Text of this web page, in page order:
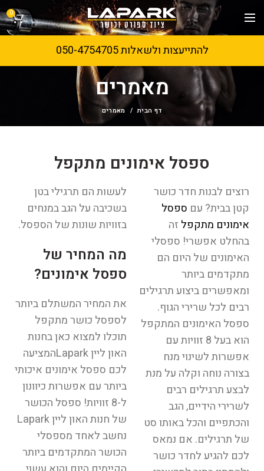
0
להתייעצות ולשאלות 050-4754705
מאמרים
דף הבית מאמרים
ספסל אימונים מתקפל
רוצים לבנות חדר כושר
קטן בבית? עם ספסל
אימונים מתקפל זה
בהחלט אפשרי! ספסלי
האימונים של היום הם
מתקדמים ביותר
ומאפשרים ביצוע תרגילים
רבים לכל שרירי הגוף.
ספסל האימונים המתקפל
הוא בעל 8 זוויות עם
אפשרות לשינוי מנח
בצורה נוחה וקלה על מנת
לבצע תרגילים רבים
לשרירי הידיים, הגב
והכתפיים והכל באותו סט
של תרגילים. אם נמאס
לכם להגיע לחדר כושר
לעשות הם תרגילי בטן
בשכיבה על הגב במנחים
בזוויות שונות של הספסל.
מה המחיר של
ספסל אימונים?
את המחיר המשתלם ביותר
לספסל כושר מתקפל
תוכלו למצוא כאן בחנות
האון ליין Laparkהמציעה
לכם ספסל אימונים איכותי
ביותר עם אפשרות כיוונון
ל-8 זוויות! ספסל הכושר
של חנות האון ליין Lapark
נחשב לאחד מספסלי
הכושר המתקדמים ביותר